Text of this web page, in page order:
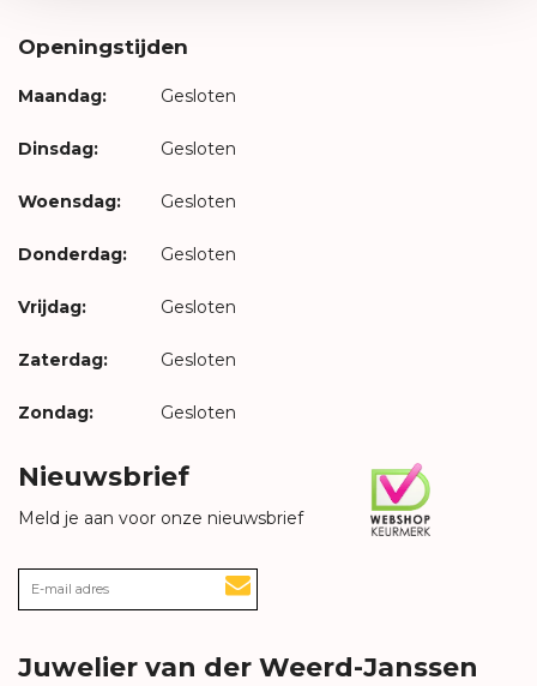
Openingstijden
Maandag: Gesloten
Dinsdag: Gesloten
Woensdag: Gesloten
Donderdag: Gesloten
Vrijdag: Gesloten
Zaterdag: Gesloten
Zondag: Gesloten
Nieuwsbrief
Meld je aan voor onze nieuwsbrief
Juwelier van der Weerd-Janssen